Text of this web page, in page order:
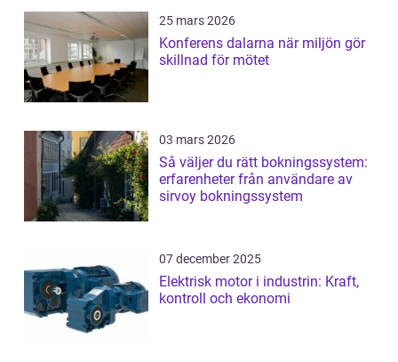
25 mars 2026
Konferens dalarna när miljön gör
skillnad för mötet
03 mars 2026
Så väljer du rätt bokningssystem:
erfarenheter från användare av
sirvoy bokningssystem
07 december 2025
Elektrisk motor i industrin: Kraft,
kontroll och ekonomi